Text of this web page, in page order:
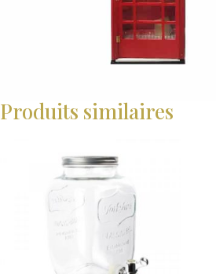
Produits similaires